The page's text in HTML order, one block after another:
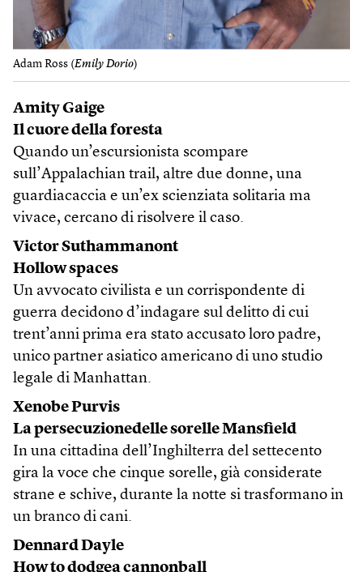
Adam Ross (Emily Dorio)
Amity Gaige
Il cuore della foresta
Quando un’escursionista scompare
sull’Appalachian trail, altre due donne, una
guardiacaccia e un’ex scienziata solitaria ma
vivace, cercano di risolvere il caso.
Victor Suthammanont
Hollow spaces
Un avvocato civilista e un corrispondente di
guerra decidono d’indagare sul delitto di cui
trent’anni prima era stato accusato loro padre,
unico partner asiatico americano di uno studio
legale di Manhattan.
Xenobe Purvis
La persecuzionedelle sorelle Mansfield
In una cittadina dell’Inghilterra del settecento
gira la voce che cinque sorelle, già considerate
strane e schive, durante la notte si trasformano in
un branco di cani.
Dennard Dayle
How to dodgea cannonball